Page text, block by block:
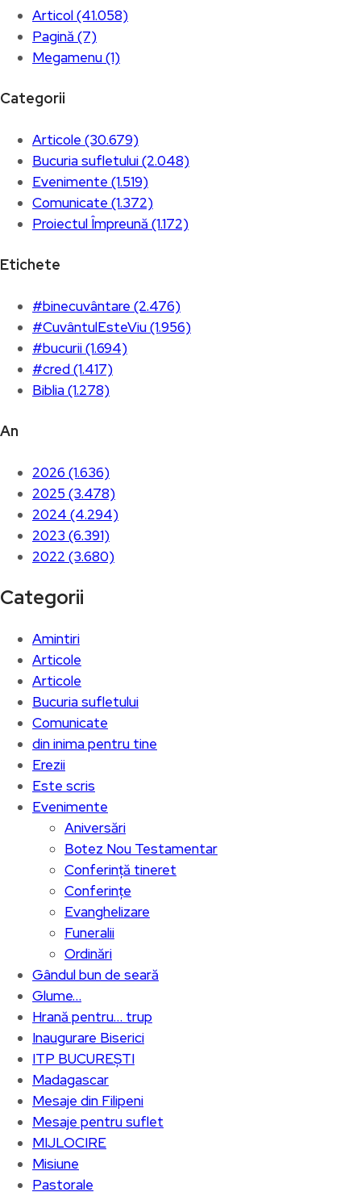
Articol (41.058)
Pagină (7)
Megamenu (1)
Categorii
Articole (30.679)
Bucuria sufletului (2.048)
Evenimente (1.519)
Comunicate (1.372)
Proiectul Împreună (1.172)
Etichete
#binecuvântare (2.476)
#CuvântulEsteViu (1.956)
#bucurii (1.694)
#cred (1.417)
Biblia (1.278)
An
2026 (1.636)
2025 (3.478)
2024 (4.294)
2023 (6.391)
2022 (3.680)
Categorii
Amintiri
Articole
Articole
Bucuria sufletului
Comunicate
din inima pentru tine
Erezii
Este scris
Evenimente
Aniversări
Botez Nou Testamentar
Conferință tineret
Conferințe
Evanghelizare
Funeralii
Ordinări
Gândul bun de seară
Glume…
Hrană pentru… trup
Inaugurare Biserici
ITP BUCUREȘTI
Madagascar
Mesaje din Filipeni
Mesaje pentru suflet
MIJLOCIRE
Misiune
Pastorale